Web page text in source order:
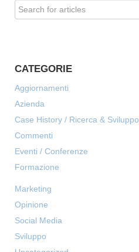
CATEGORIE
Aggiornamenti
Azienda
Case History / Ricerca & Sviluppo
Commenti
Eventi / Conferenze
Formazione
Marketing
Opinione
Social Media
Sviluppo